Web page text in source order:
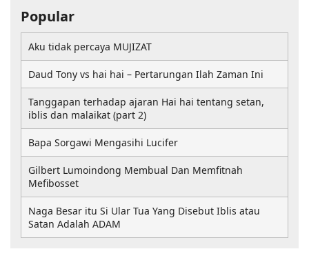
Popular
Aku tidak percaya MUJIZAT
Daud Tony vs hai hai – Pertarungan Ilah Zaman Ini
Tanggapan terhadap ajaran Hai hai tentang setan,
iblis dan malaikat (part 2)
Bapa Sorgawi Mengasihi Lucifer
Gilbert Lumoindong Membual Dan Memfitnah
Mefibosset
Naga Besar itu Si Ular Tua Yang Disebut Iblis atau
Satan Adalah ADAM